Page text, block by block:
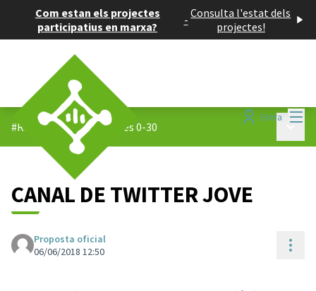
Com estan els projectes
participatius en marxa?
- Consulta l'estat dels
projectes!
Entra
#Reptes 0-30/Propostes 0-30
CANAL DE TWITTER JOVE
Proposta oficial
06/06/2018 12:50